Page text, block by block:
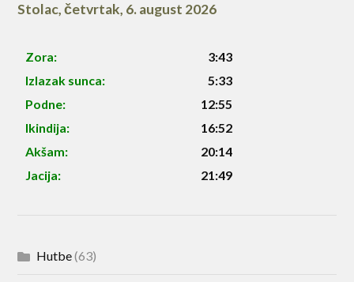
Stolac,četvrtak, 6. august 2026
Zora:
3:43
Izlazak sunca:
5:33
Podne:
12:55
Ikindija:
16:52
Akšam:
20:14
Jacija:
21:49
Hutbe(63)